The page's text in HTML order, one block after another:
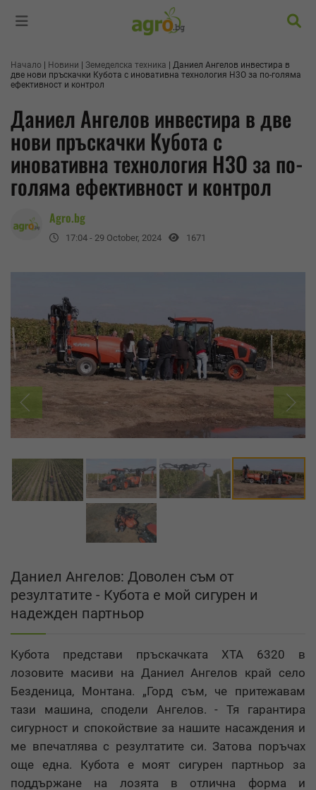
Начало Новини Земеделска техника
Даниел Ангелов инвестира в
две нови пръскачки Кубота с иновативна технология H3O за по-голяма
ефективност и контрол
Даниел Ангелов инвестира в две
нови пръскачки Кубота с
иновативна технология H3O за по-
голяма ефективност и контрол
Agro.bg
17:04 - 29 October, 2024 1671
Даниел Ангелов: Доволен съм от
резултатите - Кубота е мой сигурен и
надежден партньор
Кубота представи пръскачката ХТА 6320 в
лозовите масиви на Даниел Ангелов край село
Безденица, Монтана. „Горд съм, че притежавам
тази машина, сподели Ангелов. - Тя гарантира
сигурност и спокойствие за нашите насаждения и
ме впечатлява с резултатите си. Затова поръчах
още една. Кубота е моят сигурен партньор за
поддържане на лозята в отлична форма и